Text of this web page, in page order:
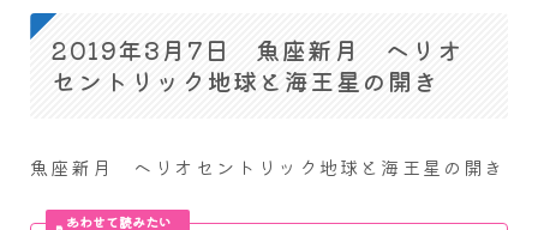
2019年3月7日 魚座新月 ヘリオ
セントリック地球と海王星の開き
魚座新月 ヘリオセントリック地球と海王星の開き